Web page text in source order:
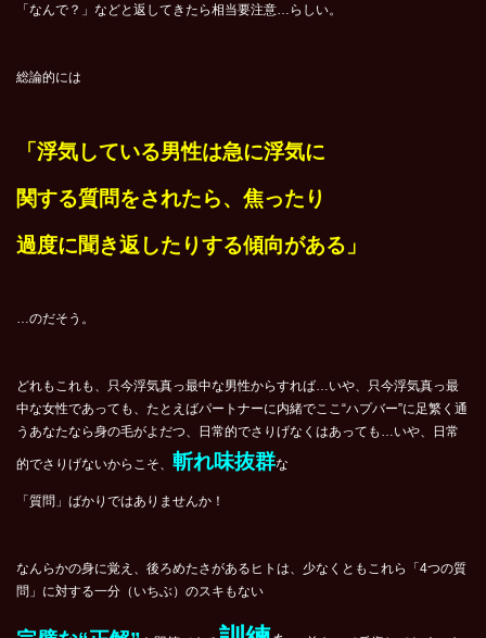
「なんで？」などと返してきたら相当要注意…らしい。
総論的には
「浮気している男性は急に浮気に
関する質問をされたら、焦ったり
過度に聞き返したりする傾向がある」
…のだそう。
どれもこれも、只今浮気真っ最中な男性からすれば…いや、只今浮気真っ最
中な女性であっても、たとえばパートナーに内緒でここ“ハプバー”に足繁く通
うあなたなら身の毛がよだつ、日常的でさりげなくはあっても…いや、日常
的でさりげないからこそ、 斬れ味抜群な
「質問」ばかりではありませんか！
なんらかの身に覚え、後ろめたさがあるヒトは、少なくともこれら「4つの質
問」に対する一分（いちぶ）のスキもない